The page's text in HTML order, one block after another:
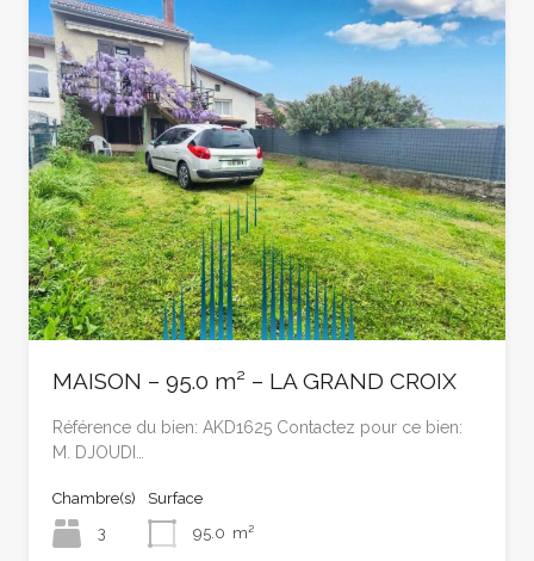
MAISON – 95.0 m² – LA GRAND CROIX
Référence du bien: AKD1625 Contactez pour ce bien:
M. DJOUDI…
Chambre(s)
3
Surface
95.0 m²